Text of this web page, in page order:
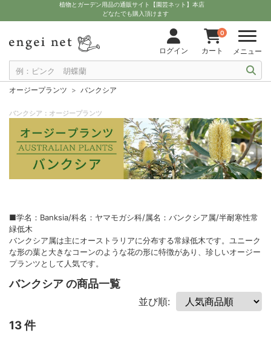
植物とガーデン用品の通販サイト【園芸ネット】本店
どなたでも購入頂けます
ログイン
0
カート メニュー
オージープランツ バンクシア
バンクシア：オージープランツ
■学名：Banksia/科名：ヤマモガシ科/属名：バンクシア属/半耐寒性常
緑低木
バンクシア属は主にオーストラリアに分布する常緑低木です。ユニーク
な形の葉と大きなコーンのような花の形に特徴があり、珍しいオージー
プランツとして人気です。
バンクシア の商品一覧
並び順:
13 件